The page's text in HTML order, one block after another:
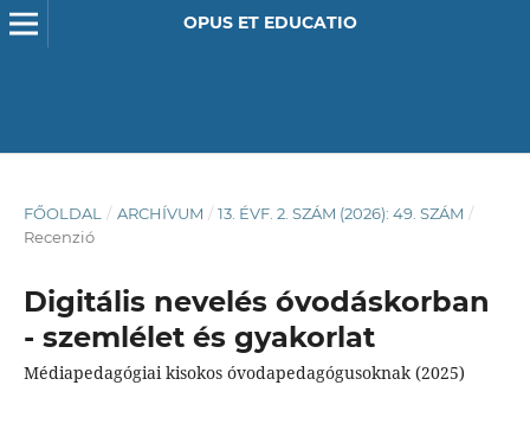
OPUS ET EDUCATIO
FŐOLDAL / ARCHÍVUM / 13. ÉVF. 2. SZÁM (2026): 49. SZÁM /
Recenzió
Digitális nevelés óvodáskorban
- szemlélet és gyakorlat
Médiapedagógiai kisokos óvodapedagógusoknak (2025)